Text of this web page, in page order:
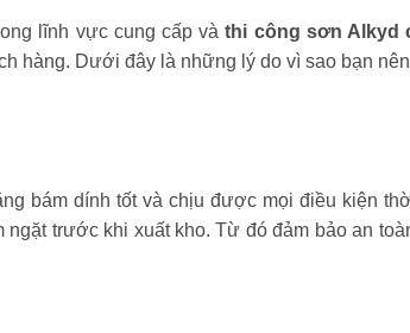
lĩnh vực cung cấp vàthi công sơn Alkyd
hàng. Dưới đây là những lý do vì sao bạn
bám dính tốt và chịu được mọi điều kiện
trước khi xuất kho. Từ đó đảm bảo an